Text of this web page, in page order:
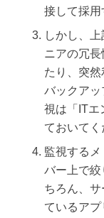
接して採用
しかし、
ニアの冗
たり、突
バックアッ
視は「ITエ
ておいてく
監視する
バー上で絞
ちろん、
ているア